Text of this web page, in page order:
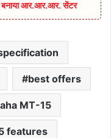
बनाया आर.आर.आर. सेंटर
best offers
MT-15
features